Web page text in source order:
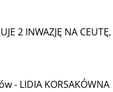
2 INWAZJĘ NA CEUTĘ,
- LIDIA KORSAKÓWNA